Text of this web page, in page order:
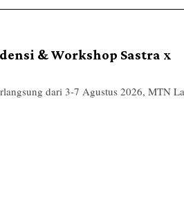
& Workshop Sastra x
dari 3-7 Agustus 2026, MTN